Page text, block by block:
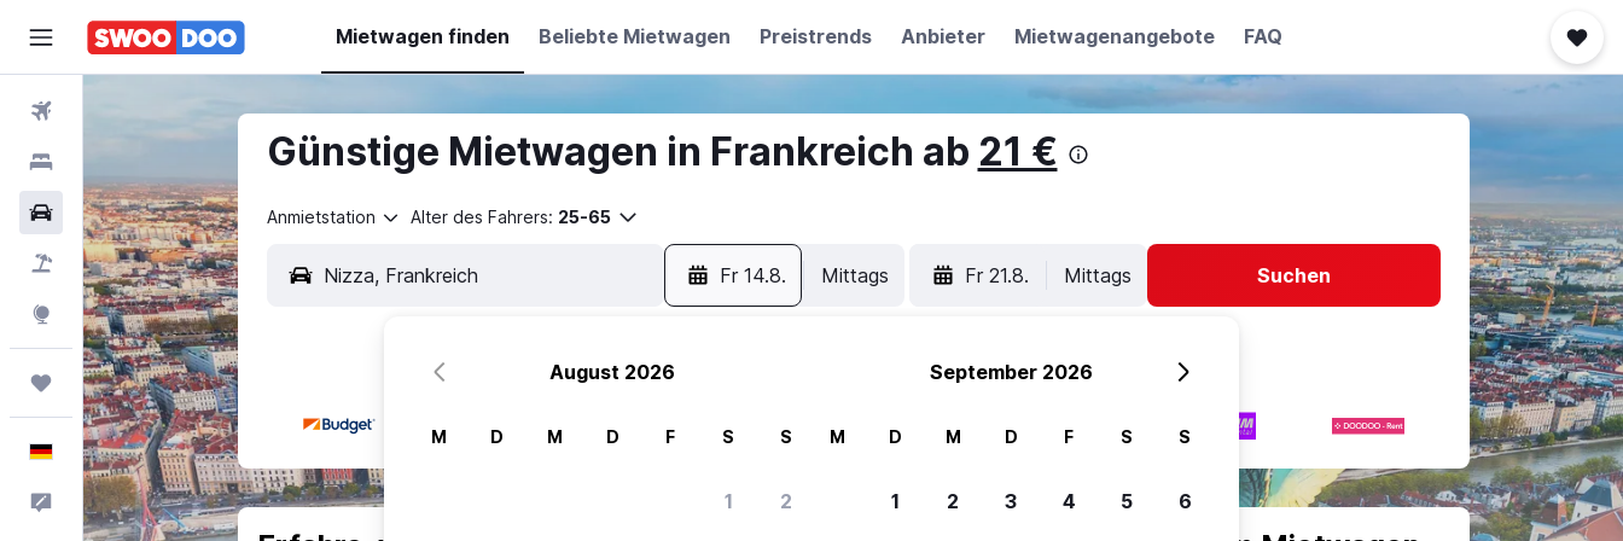
Mietwagen finden Beliebte Mietwagen Preistrends Anbieter Mietwagenangebote FAQ
Mietwagen
Pauschalreisen
Explore
Trips
Deutsch
Feedback
Günstige Mietwagen in Frankreich ab 21 €
Anmietstation Alter des Fahrers: 25-65
Fr 14.8. Mittags Fr 21.8. Mittags Suchen
August 2026
M D M D F S S
1 2
September 2026
M D M D F S S
1 2 3 4 5 6